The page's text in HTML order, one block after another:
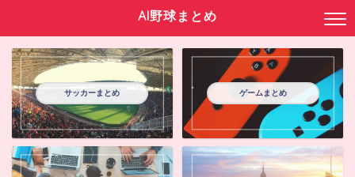
AI野球まとめ
サッカーまとめ ゲームまとめ